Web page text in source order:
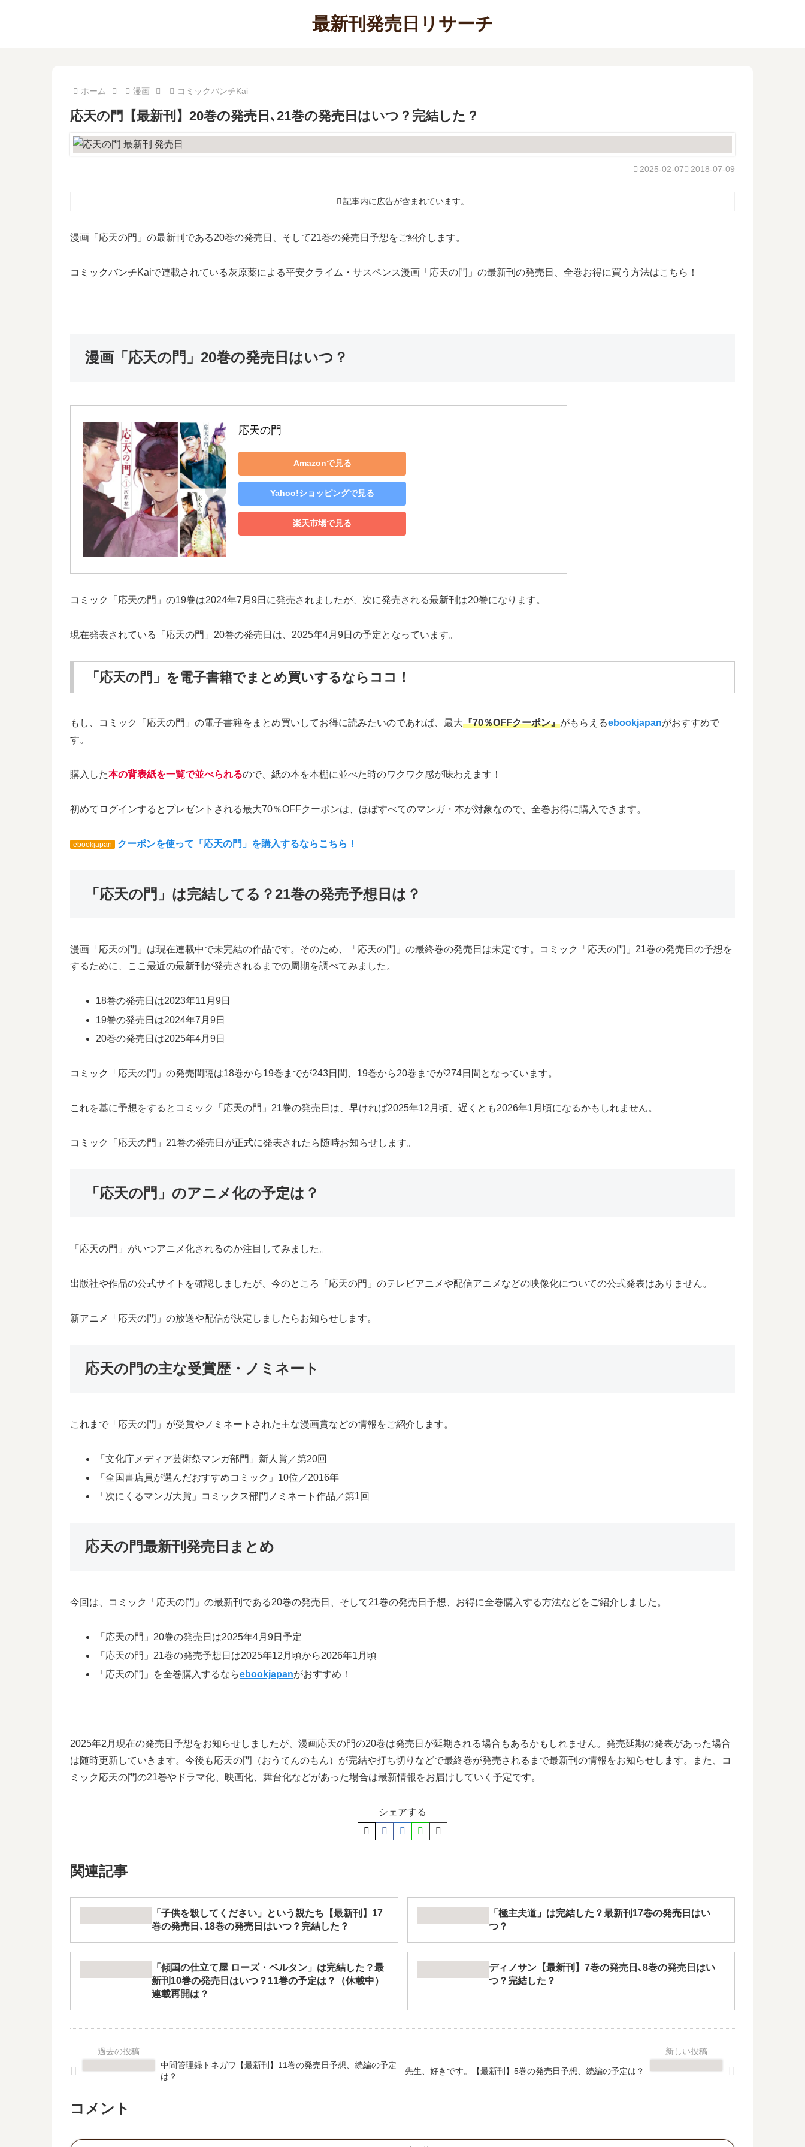
最新刊発売日リサーチ
ホーム 漫画 コミックバンチKai
応天の門【最新刊】20巻の発売日､21巻の発売日はいつ？完結した？
2018-07-09
2025-02-07
記事内に広告が含まれています。
漫画「応天の門」の最新刊である20巻の発売日、そして21巻の発売日予想をご紹介します。
コミックバンチKaiで連載されている灰原薬による平安クライム・サスペンス漫画「応天の門」の最新刊の発売日、全巻お得に買う方法はこちら！
漫画「応天の門」20巻の発売日はいつ？
応天の門
Amazonで見る
Yahoo!ショッピングで見る
楽天市場で見る
コミック「応天の門」の19巻は2024年7月9日に発売されましたが、次に発売される最新刊は20巻になります。
現在発表されている「応天の門」20巻の発売日は、2025年4月9日の予定となっています。
「応天の門」を電子書籍でまとめ買いするならココ！
もし、コミック「応天の門」の電子書籍をまとめ買いしてお得に読みたいのであれば、最大『70％OFFクーポン』がもらえるebookjapanがおすすめで
す。
購入した本の背表紙を一覧で並べられるので、紙の本を本棚に並べた時のワクワク感が味わえます！
初めてログインするとプレゼントされる最大70％OFFクーポンは、ほぼすべてのマンガ・本が対象なので、全巻お得に購入できます。
ebookjapan クーポンを使って「応天の門」を購入するならこちら！
「応天の門」は完結してる？21巻の発売予想日は？
漫画「応天の門」は現在連載中で未完結の作品です。そのため、「応天の門」の最終巻の発売日は未定です。コミック「応天の門」21巻の発売日の予想を
するために、ここ最近の最新刊が発売されるまでの周期を調べてみました。
18巻の発売日は2023年11月9日
19巻の発売日は2024年7月9日
20巻の発売日は2025年4月9日
コミック「応天の門」の発売間隔は18巻から19巻までが243日間、19巻から20巻までが274日間となっています。
これを基に予想をするとコミック「応天の門」21巻の発売日は、早ければ2025年12月頃、遅くとも2026年1月頃になるかもしれません。
コミック「応天の門」21巻の発売日が正式に発表されたら随時お知らせします。
「応天の門」のアニメ化の予定は？
「応天の門」がいつアニメ化されるのか注目してみました。
出版社や作品の公式サイトを確認しましたが、今のところ「応天の門」のテレビアニメや配信アニメなどの映像化についての公式発表はありません。
新アニメ「応天の門」の放送や配信が決定しましたらお知らせします。
応天の門の主な受賞歴・ノミネート
これまで「応天の門」が受賞やノミネートされた主な漫画賞などの情報をご紹介します。
「文化庁メディア芸術祭マンガ部門」新人賞／第20回
「全国書店員が選んだおすすめコミック」10位／2016年
「次にくるマンガ大賞」コミックス部門ノミネート作品／第1回
応天の門最新刊発売日まとめ
今回は、コミック「応天の門」の最新刊である20巻の発売日、そして21巻の発売日予想、お得に全巻購入する方法などをご紹介しました。
「応天の門」20巻の発売日は2025年4月9日予定
「応天の門」21巻の発売予想日は2025年12月頃から2026年1月頃
「応天の門」を全巻購入するならebookjapanがおすすめ！
2025年2月現在の発売日予想をお知らせしましたが、漫画応天の門の20巻は発売日が延期される場合もあるかもしれません。発売延期の発表があった場合
は随時更新していきます。今後も応天の門（おうてんのもん）が完結や打ち切りなどで最終巻が発売されるまで最新刊の情報をお知らせします。また、コ
ミック応天の門の21巻やドラマ化、映画化、舞台化などがあった場合は最新情報をお届けしていく予定です。
シェアする
関連記事
「子供を殺してください」という親たち【最新刊】17
巻の発売日､18巻の発売日はいつ？完結した？
「極主夫道」は完結した？最新刊17巻の発売日はい
つ？
「傾国の仕立て屋 ローズ・ベルタン」は完結した？最
新刊10巻の発売日はいつ？11巻の予定は？（休載中）
連載再開は？
ディノサン【最新刊】7巻の発売日､8巻の発売日はい
つ？完結した？
中間管理録トネガワ【最新刊】11巻の発売日予想、続編の予定
は？
先生、好きです。【最新刊】5巻の発売日予想、続編の予定は？
コメント